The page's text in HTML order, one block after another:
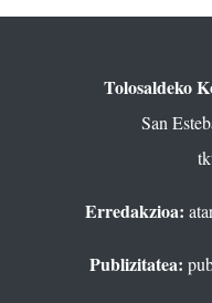
Tolosaldeko
San
Erredakzioa:
Publizitatea: